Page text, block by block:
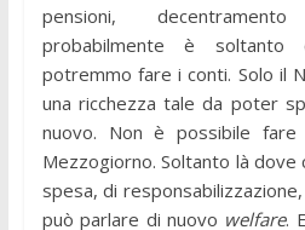
pensioni,
probabilmente è
potremmo fare i conti. Solo il
una ricchezza tale da poter
nuovo. Non è possibile fare
Mezzogiorno. Soltanto là dove
spesa, di
può parlare di nuovo welfare.